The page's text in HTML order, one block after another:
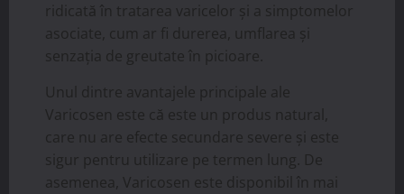
ridicată în tratarea varicelor și a simptomelor
asociate, cum ar fi durerea, umflarea și
senzația de greutate în picioare.
Unul dintre avantajele principale ale
Varicosen este că este un produs natural,
care nu are efecte secundare severe și este
sigur pentru utilizare pe termen lung. De
asemenea, Varicosen este disponibil în mai